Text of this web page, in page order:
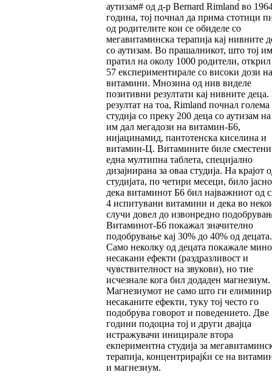
аутизам# од д-р Bernard Rimland во
година, тој почнал да прима стотици
од родителите кои се обиделе со
мегавитаминска терапија кај нивните
со аутизам. Во прашалникот, што тој
пратил на околу 1000 родители, открил
57 експериментирале со високи дози на
витамини. Мнозина од нив виделе
позитивни резултати кај нивните деца.
резултат на тоа, Rimland почнал голема
студија со преку 200 деца со аутизам
им дал мегадози на витамин-Б6,
нијацинамид, пантотенска киселина и
витамин-Ц. Витамините биле
една мултипна таблета, специјално
дизајнирана за оваа студија. На крајот
студијата, по четири месеци, било јасно
дека витаминот Б6 бил најважниот од
4 испитувани витамини и дека во
случи довел до извонредно
Витаминот-Б6 покажал значително
подобрување кај 30% до 40% од децата.
Само неколку од децата покажале
несакани ефекти (раздразливост и
чувствителност на звукови), но тие
исчезнале кога бил додаден магнезиум.
Магнезиумот не само што ги
несаканите ефекти, туку тој често го
подобрува говорот и поведението. Две
години подоцна тој и други двајца
истражувачи иницирале втора
екпериментна студија за
терапија, концентрирајќи се на
и магнезиум.